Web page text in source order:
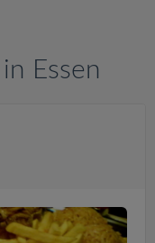
Essen